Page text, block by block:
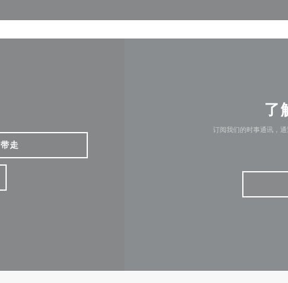
带走
了
订阅我们的时事通讯，